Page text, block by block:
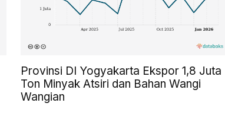
Provinsi DI Yogyakarta Ekspor 1,8 Juta
Ton Minyak Atsiri dan Bahan Wangi
Wangian